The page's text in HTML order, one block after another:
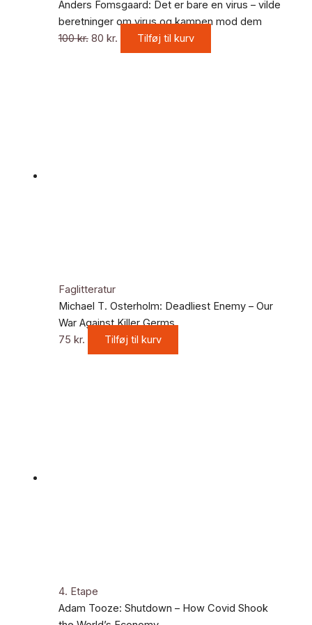
Anders Fomsgaard: Det er bare en virus – vilde
beretninger om virus og kampen mod dem
100kr.
100 kr..
80 kr.
80 kr..
Tilføj til kurv
Faglitteratur
Michael T. Osterholm: Deadliest Enemy – Our
War Against Killer Germs
75 kr. Tilføj til kurv
4. Etape
Adam Tooze: Shutdown – How Covid Shook